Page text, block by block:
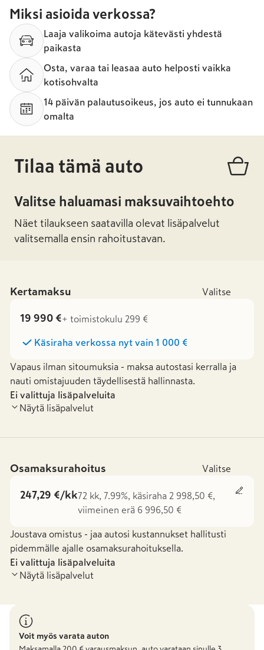
Miksi asioida verkossa?
Laaja valikoima autoja kätevästi yhdestä
paikasta
Osta, varaa tai leasaa auto helposti vaikka
kotisohvalta
14 päivän palautusoikeus, jos auto ei tunnukaan
omalta
Tilaa tämä auto
Valitse haluamasi maksuvaihtoehto
Näet tilaukseen saatavilla olevat lisäpalvelut
valitsemalla ensin rahoitustavan.
Kertamaksu Valitse
19 990 €+ toimistokulu 299 €
Käsiraha verkossa nyt vain 1 000 €
Vapaus ilman sitoumuksia - maksa autostasi kerralla ja
nauti omistajuuden täydellisestä hallinnasta.
Ei valittuja lisäpalveluita
Näytä lisäpalvelut
Osamaksurahoitus Valitse
247,29 €/kk72 kk, 7.99%, käsiraha 2 998,50 €,
viimeinen erä 6 996,50 €
Joustava omistus - jaa autosi kustannukset hallitusti
pidemmälle ajalle osamaksurahoituksella.
Ei valittuja lisäpalveluita
Näytä lisäpalvelut
Voit myös varata auton